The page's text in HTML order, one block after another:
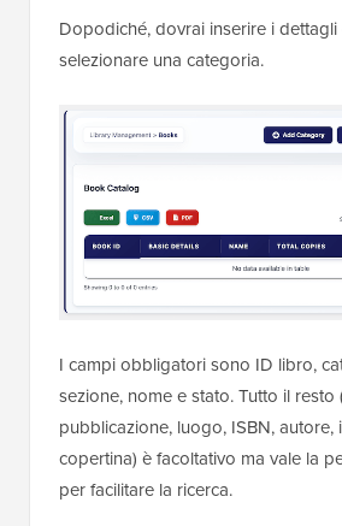
Dopodiché, dovrai inserire i
selezionare una categoria.
I campi obbligatori sono ID libro,
sezione, nome e stato. Tutto il
pubblicazione, luogo, ISBN, autore,
copertina) è facoltativo ma vale la
per facilitare la ricerca.